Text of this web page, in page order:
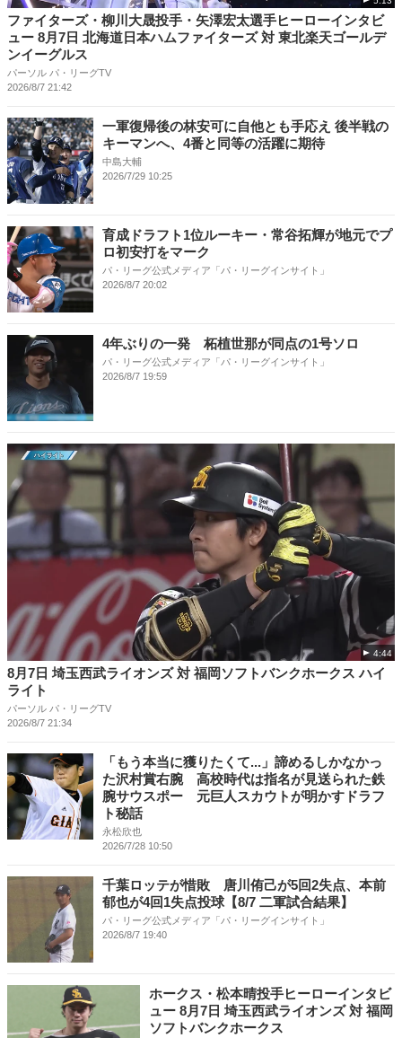
ファイターズ・柳川大晟投手・矢澤宏太選手ヒーローインタビ
ュー 8月7日 北海道日本ハムファイターズ 対 東北楽天ゴールデ
ンイーグルス
パーソル パ・リーグTV
2026/8/7 21:42
一軍復帰後の林安可に自他とも手応え 後半戦の
キーマンへ、4番と同等の活躍に期待
中島大輔
2026/7/29 10:25
育成ドラフト1位ルーキー・常谷拓輝が地元でプ
ロ初安打をマーク
パ・リーグ公式メディア「パ・リーグインサイト」
2026/8/7 20:02
4年ぶりの一発 柘植世那が同点の1号ソロ
パ・リーグ公式メディア「パ・リーグインサイト」
2026/8/7 19:59
4:44
8月7日 埼玉西武ライオンズ 対 福岡ソフトバンクホークス ハイ
ライト
パーソル パ・リーグTV
2026/8/7 21:34
「もう本当に獲りたくて...」諦めるしかなかっ
た沢村賞右腕 高校時代は指名が見送られた鉄
腕サウスポー 元巨人スカウトが明かすドラフ
ト秘話
永松欣也
2026/7/28 10:50
千葉ロッテが惜敗 唐川侑己が5回2失点、本前
郁也が4回1失点投球【8/7 二軍試合結果】
パ・リーグ公式メディア「パ・リーグインサイト」
2026/8/7 19:40
ホークス・松本晴投手ヒーローインタビ
ュー 8月7日 埼玉西武ライオンズ 対 福岡
ソフトバンクホークス